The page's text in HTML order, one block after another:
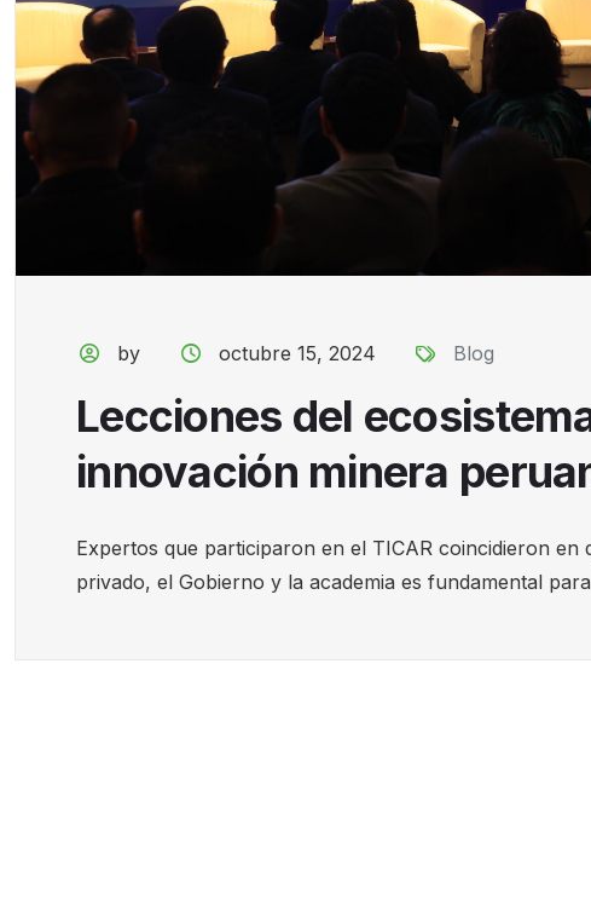
by octubre 15, 2024 Blog
Lecciones del
innovación minera
Expertos que participaron en el TICAR coincidieron
privado, el Gobierno y la academia es fundamental